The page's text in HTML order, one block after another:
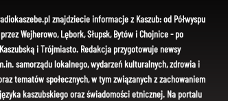
znajdziecie informacje z Kaszub: od Półwyspu
Wejherowo, Lębork, Słupsk, Bytów i Chojnice - po
i Trójmiasto. Redakcja przygotowuje newsy
samorządu lokalnego, wydarzeń kulturalnych, zdrowia i
tematów społecznych, w tym związanych z zachowaniem
kaszubskiego oraz świadomości etnicznej. Na portalu